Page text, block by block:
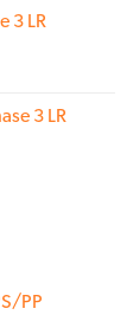
3 LR
3 LR
PP